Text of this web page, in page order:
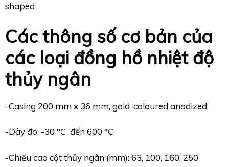
shaped
Các thông số cơ bản của
các loại đồng hồ nhiệt độ
thủy ngân
-Casing 200 mm x 36 mm, gold-coloured anodized
-Dãy đo: -30 °C đến 600 °C
-Chiều cao cột thủy ngân (mm): 63, 100, 160, 250